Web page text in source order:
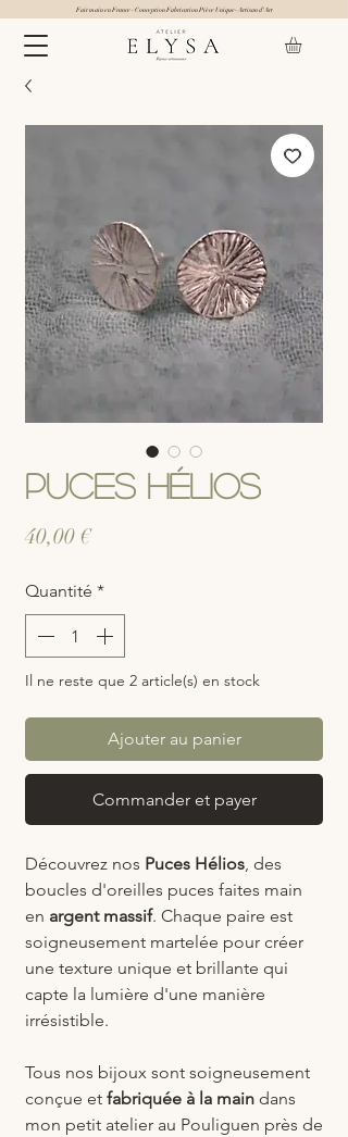
Fait main en France - Conception Fabrication Pièce Unique- Artisan d'Art
Puces Hélios
40,00 €Prix
Quantité *
Il ne reste que 2 article(s) en stock
Ajouter au panier
Commander et payer
Découvrez nos Puces Hélios, des
boucles d'oreilles puces faites main
en argent massif. Chaque paire est
soigneusement martelée pour créer
une texture unique et brillante qui
capte la lumière d'une manière
irrésistible.
Tous nos bijoux sont soigneusement
conçue et fabriquée à la main dans
mon petit atelier au Pouliguen près de